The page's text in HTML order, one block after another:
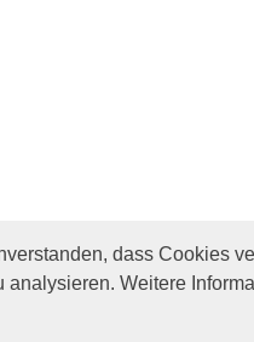
dass Cookies
Weitere